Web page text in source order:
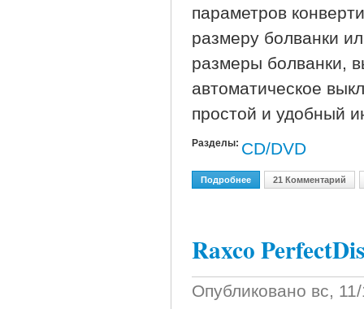
параметров
размеру болванки
размеры болванки,
автоматическое
простой и удобный
Разделы: CD/DVD
Подробнее О Agogo Dvd Ripper
21 Комментарий
Raxco
Опубликовано вс,